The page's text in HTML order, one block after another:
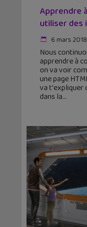
Apprendre
utiliser des
6 mars 2018
Nous
apprendre à
on va voir
une page
va t'expliquer
dans la